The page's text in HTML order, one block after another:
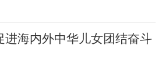
进海内外中华儿女团结奋斗